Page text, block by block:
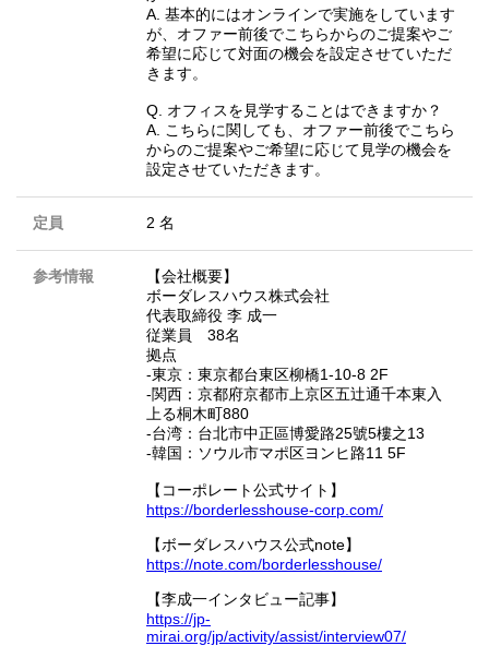
A. 基本的にはオンラインで実施をしています
が、オファー前後でこちらからのご提案やご
希望に応じて対面の機会を設定させていただ
きます。
Q. オフィスを見学することはできますか？
A. こちらに関しても、オファー前後でこちら
からのご提案やご希望に応じて見学の機会を
設定させていただきます。
定員 2 名
参考情報
【会社概要】
ボーダレスハウス株式会社
代表取締役 李 成一
従業員 38名
拠点
-東京：東京都台東区柳橋1-10-8 2F
-関西：京都府京都市上京区五辻通千本東入
上る桐木町880
-台湾：台北市中正區博愛路25號5樓之13
-韓国：ソウル市マポ区ヨンヒ路11 5F
【コーポレート公式サイト】
https://borderlesshouse-corp.com/
【ボーダレスハウス公式note】
https://note.com/borderlesshouse/
【李成一インタビュー記事】
https://jp-
mirai.org/jp/activity/assist/interview07/